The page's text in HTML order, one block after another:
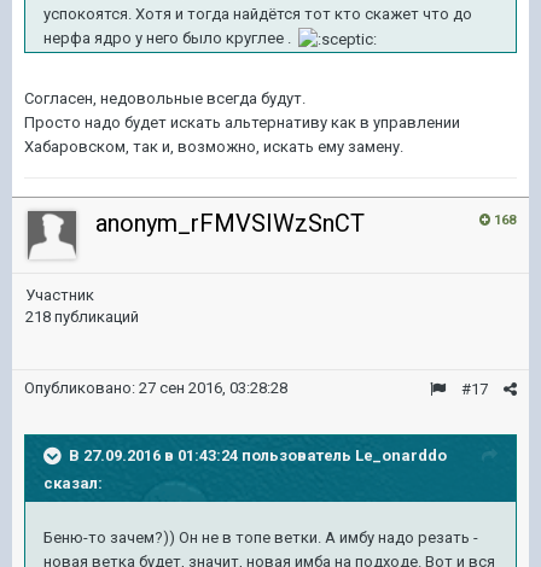
успокоятся. Хотя и тогда найдётся тот кто скажет что до
нерфа ядро у него было круглее .
Согласен, недовольные всегда будут.
Просто надо будет искать альтернативу как в управлении
Хабаровском, так и, возможно, искать ему замену.
168
anonym_rFMVSIWzSnCT
Участник
218 публикаций
#17
Опубликовано: 27 сен 2016, 03:28:28
В 27.09.2016 в 01:43:24 пользователь Le_onarddo
сказал:
Беню-то зачем?)) Он не в топе ветки. А имбу надо резать -
новая ветка будет, значит, новая имба на подходе. Вот и вся